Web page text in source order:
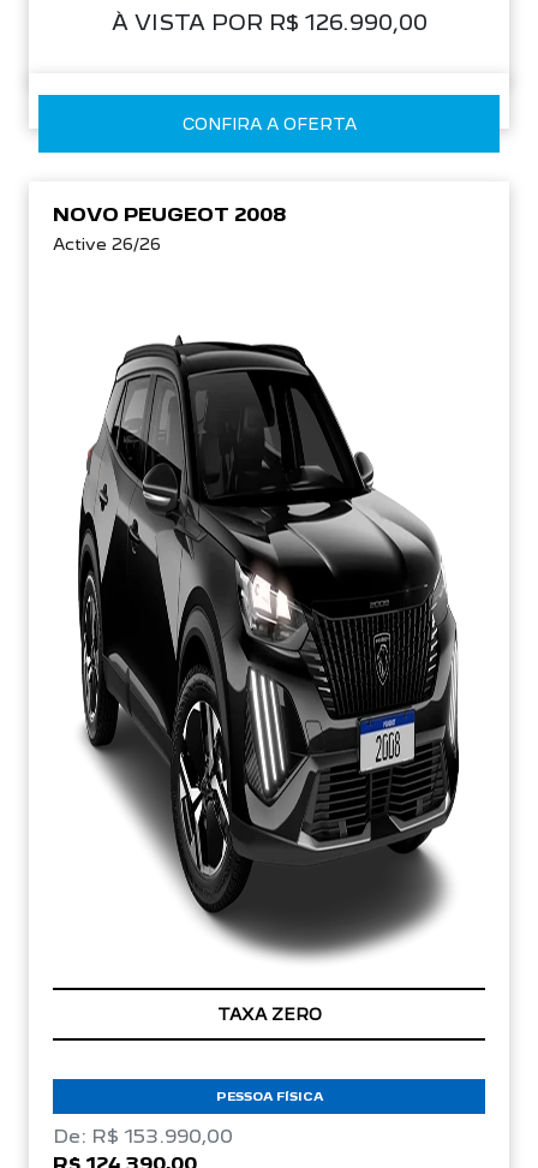
À VISTA POR R$ 126.990,00
CONFIRA A OFERTA
NOVO PEUGEOT 2008
Active 26/26
TAXA ZERO
PESSOA FÍSICA
De: R$ 153.990,00